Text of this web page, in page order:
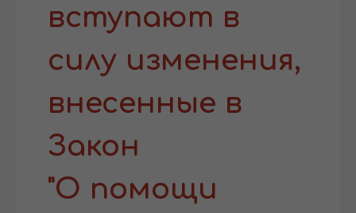
вступают в
силу изменения,
внесенные в
Закон
"О помощи